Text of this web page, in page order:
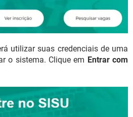
utilizar suas credenciais de uma
o sistema. Clique em Entrar com